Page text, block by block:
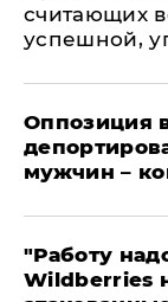
считающих
успешной,
Оппозиция
мужчин –
"Работу
Wildberries